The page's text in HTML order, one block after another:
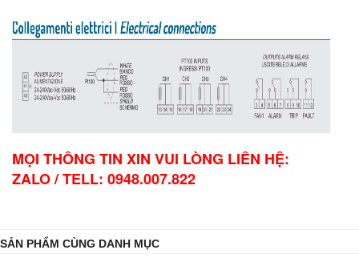
MỌI THÔNG TIN XIN VUI LÒNG LIÊN HỆ:
ZALO / TELL: 0948.007.822
SẢN PHẨM CÙNG DANH MỤC